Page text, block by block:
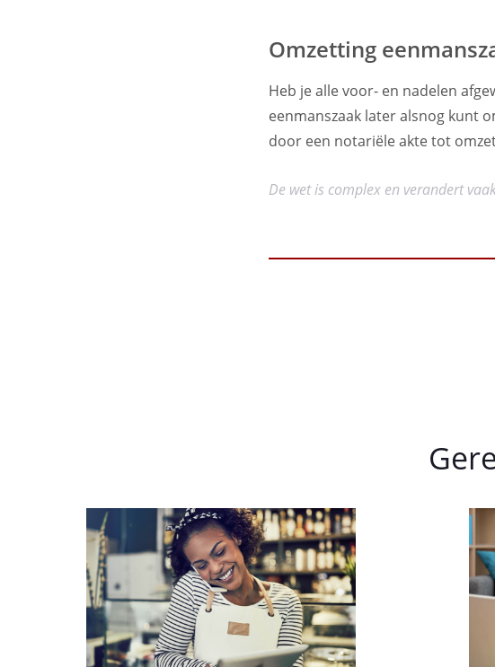
Omzetting
Heb je alle voor- en nadelen
eenmanszaak later alsnog kunt
door een notariële akte tot
De wet is complex en verandert